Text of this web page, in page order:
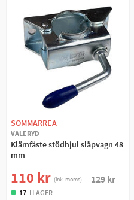
SOMMARREA
VALERYD
Klämfäste stödhjul släpvagn 48
mm
110 kr (ink. moms) 129 kr
17 I LAGER